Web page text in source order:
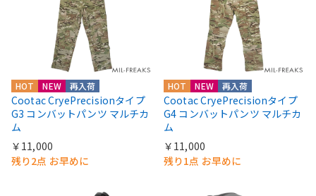
HOT NEW 再入荷
Cootac CryePrecisionタイプ
G3 コンバットパンツ マルチカ
ム
￥11,000
残り2点 お早めに
HOT NEW 再入荷
Cootac CryePrecisionタイプ
G4 コンバットパンツ マルチカ
ム
￥11,000
残り1点 お早めに